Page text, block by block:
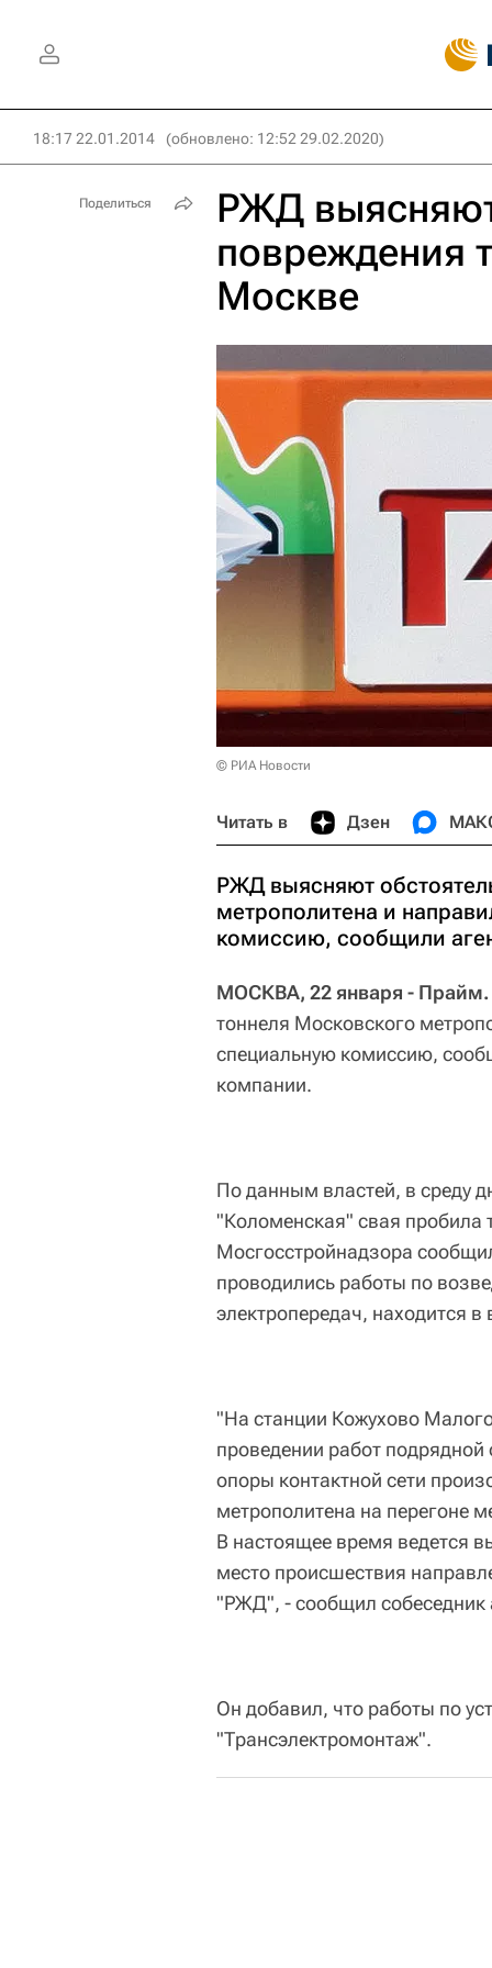
18:17 22.01.2014 (обновлено: 12:52 29.02.2020)
РЖД выясняют
повреждения
Москве
© РИА Новости
Читать в Дзен
РЖД выясняют
метрополитена и
комиссию, сообщили
МОСКВА, 22 января - Прайм.
тоннеля Московского
специальную комиссию,
компании.
По данным властей, в среду
"Коломенская" свая пробила
Мосгосстройнадзора
проводились работы по
электропередач, находится
"На станции Кожухово
проведении работ
опоры контактной сети
метрополитена на перегоне
В настоящее время ведется
место происшествия
"РЖД", - сообщил собеседник
Он добавил, что работы по
"Трансэлектромонтаж".
Поделиться